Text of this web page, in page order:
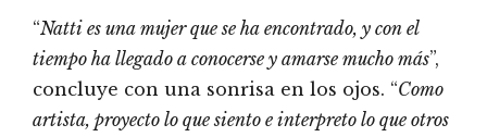
“Natti es una mujer que se ha encontrado, y con el
tiempo ha llegado a conocerse y amarse mucho más”,
concluye con una sonrisa en los ojos. “Como
artista, proyecto lo que siento e interpreto lo que otros